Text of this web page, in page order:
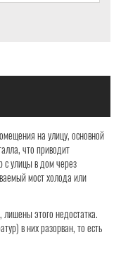
на улицу, основной
что приводит
с улицы в дом через
мост холода или
этого недостатка.
в них разорван, то есть